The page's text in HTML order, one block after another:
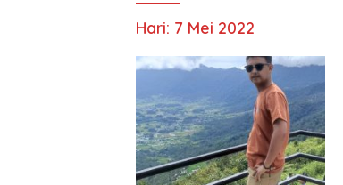
Hari: 7 Mei 2022